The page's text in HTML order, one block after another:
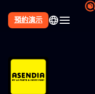
預約演示